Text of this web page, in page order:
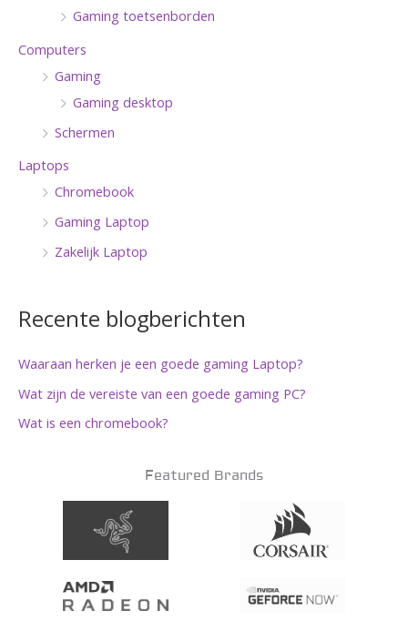
Gaming toetsenborden
Computers
Gaming
Gaming desktop
Schermen
Laptops
Chromebook
Gaming Laptop
Zakelijk Laptop
Recente blogberichten
Waaraan herken je een goede gaming Laptop?
Wat zijn de vereiste van een goede gaming PC?
Wat is een chromebook?
Featured Brands